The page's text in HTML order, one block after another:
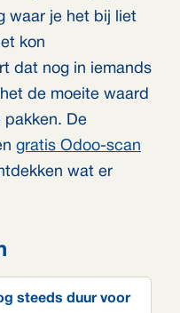
waar je het bij liet
kon
dat nog in iemands
de moeite waard
pakken. De
gratis Odoo-scan
wat er
steeds duur voor